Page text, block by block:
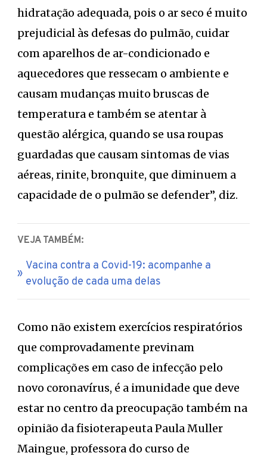
hidratação adequada, pois o ar seco é muito
prejudicial às defesas do pulmão, cuidar
com aparelhos de ar-condicionado e
aquecedores que ressecam o ambiente e
causam mudanças muito bruscas de
temperatura e também se atentar à
questão alérgica, quando se usa roupas
guardadas que causam sintomas de vias
aéreas, rinite, bronquite, que diminuem a
capacidade de o pulmão se defender”, diz.
VEJA TAMBÉM:
Vacina contra a Covid-19: acompanhe a
evolução de cada uma delas
Como não existem exercícios respiratórios
que comprovadamente previnam
complicações em caso de infecção pelo
novo coronavírus, é a imunidade que deve
estar no centro da preocupação também na
opinião da fisioterapeuta Paula Muller
Maingue, professora do curso de